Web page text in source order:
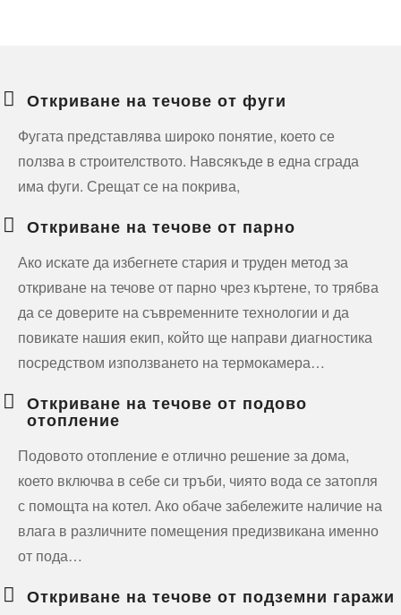
Откриване на течове от фуги
Фугата представлява широко понятие, което се
ползва в строителството. Навсякъде в една сграда
има фуги. Срещат се на покрива,
Откриване на течове от парно
Ако искате да избегнете стария и труден метод за
откриване на течове от парно чрез къртене, то трябва
да се доверите на съвременните технологии и да
повикате нашия екип, който ще направи диагностика
посредством използването на термокамера…
Откриване на течове от подово
отопление
Подовото отопление е отлично решение за дома,
което включва в себе си тръби, чиято вода се затопля
с помощта на котел. Ако обаче забележите наличие на
влага в различните помещения предизвикана именно
от пода…
Откриване на течове от подземни гаражи